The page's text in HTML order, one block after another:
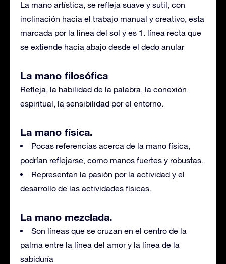
La mano artística, se refleja suave y sutil, con
inclinación hacia el trabajo manual y creativo, esta
marcada por la linea del sol y es 1. línea recta que
se extiende hacia abajo desde el dedo anular
La mano filosófica
Refleja, la habilidad de la palabra, la conexión
espiritual, la sensibilidad por el entorno.
La mano física.
Pocas referencias acerca de la mano física,
podrían reflejarse, como manos fuertes y robustas.
Representan la pasión por la actividad y el
desarrollo de las actividades físicas.
La mano mezclada.
Son líneas que se cruzan en el centro de la
palma entre la línea del amor y la línea de la
sabiduría